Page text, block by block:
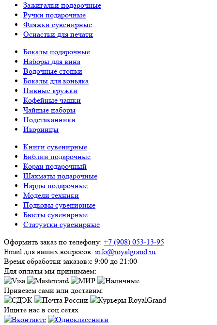
Зажигалки подарочные
Ручки подарочные
Фляжки сувенирные
Оснастки для печати
Бокалы подарочные
Наборы для вина
Водочные стопки
Бокалы для коньяка
Пивные кружки
Кофейные чашки
Чайные наборы
Подстаканники
Икорницы
Книги сувенирные
Библии подарочные
Коран подарочный
Шахматы подарочные
Нарды подарочные
Модели техники
Подковы сувенирные
Бюсты сувенирные
Статуэтки сувенирные
Оформить заказ по телефону: +7 (908) 053-13-95
Email для ваших вопросов: info@royalgrand.ru
Время обработки заказов:с 9:00 до 21:00
Для оплаты мы принимаем:
Привезем сами или доставим:
Ищите нас в соц.сетях